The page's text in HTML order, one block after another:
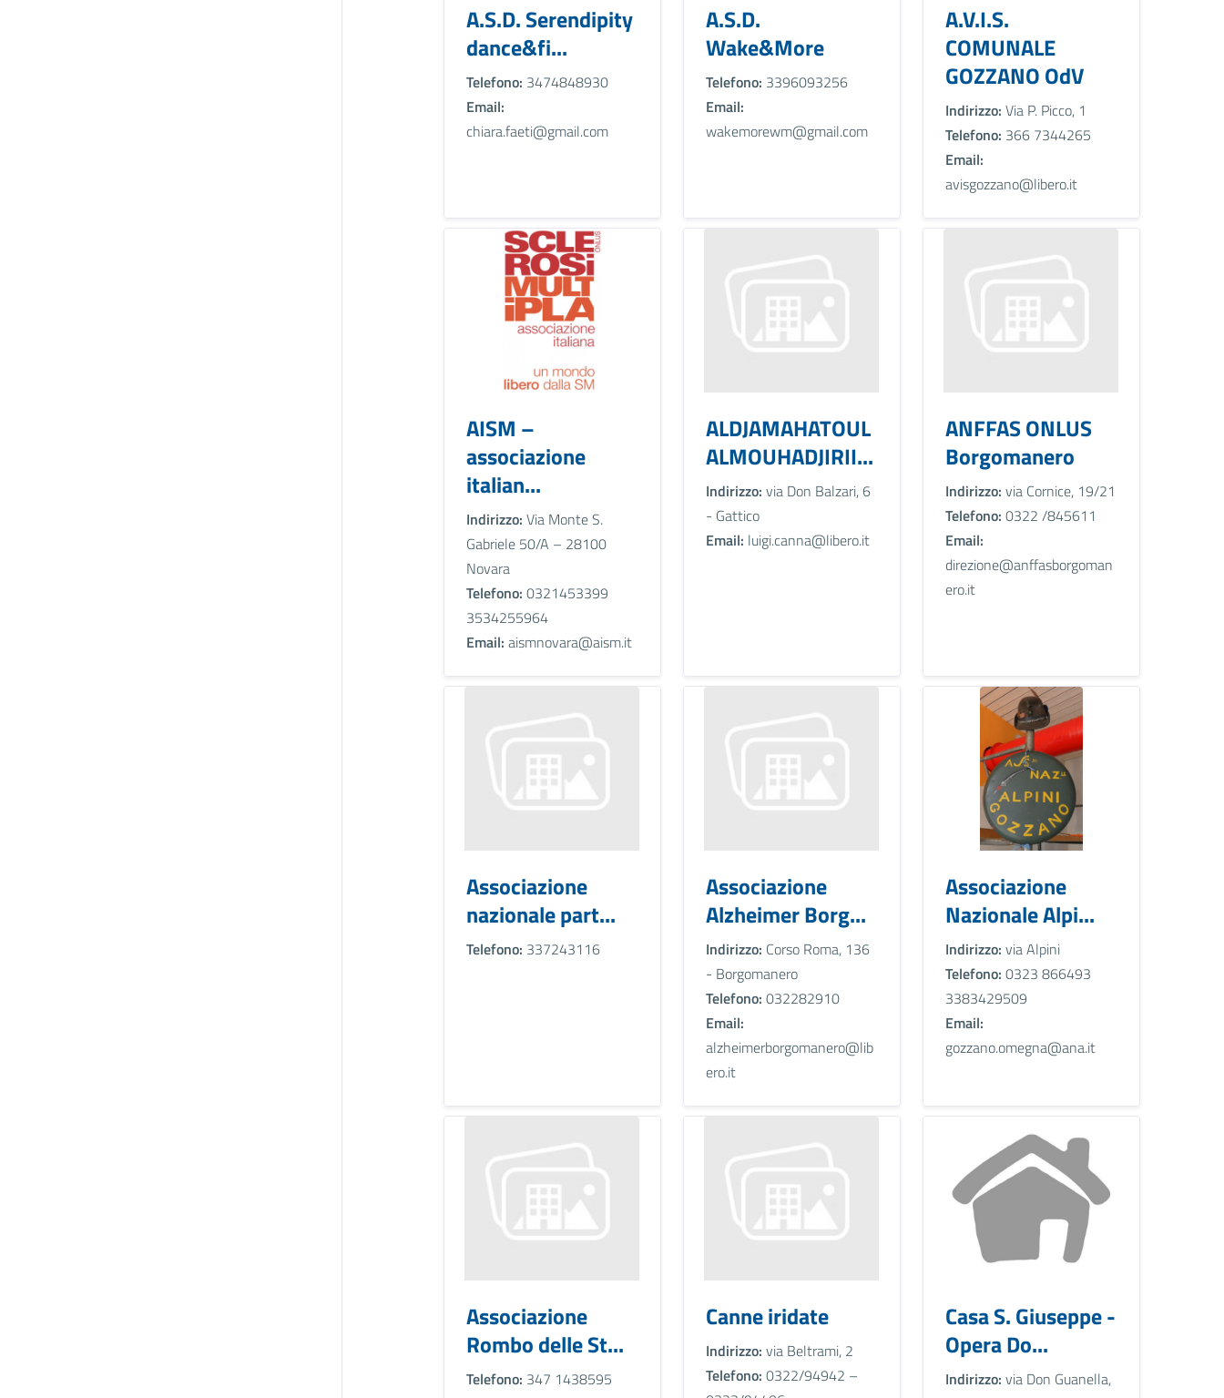
A.S.D. Serendipity
dance&fi...
Telefono: 3474848930
Email:
chiara.faeti@gmail.com
A.S.D.
Wake&More
Telefono: 3396093256
Email:
wakemorewm@gmail.com
A.V.I.S.
COMUNALE
GOZZANO OdV
Indirizzo: Via P. Picco, 1
Telefono: 366 7344265
Email:
avisgozzano@libero.it
AISM –
associazione
italian...
Indirizzo: Via Monte S.
Gabriele 50/A – 28100
Novara
Telefono: 0321453399
3534255964
Email: aismnovara@aism.it
ALDJAMAHATOUL
ALMOUHADJIRII...
Indirizzo: via Don Balzari, 6
- Gattico
Email: luigi.canna@libero.it
ANFFAS ONLUS
Borgomanero
Indirizzo: via Cornice, 19/21
Telefono: 0322 /845611
Email:
direzione@anffasborgoman
ero.it
Associazione
nazionale part...
Telefono: 337243116
Associazione
Alzheimer Borg...
Indirizzo: Corso Roma, 136
- Borgomanero
Telefono: 032282910
Email:
alzheimerborgomanero@lib
ero.it
Associazione
Nazionale Alpi...
Indirizzo: via Alpini
Telefono: 0323 866493
3383429509
Email:
gozzano.omegna@ana.it
Associazione
Rombo delle St...
Telefono: 347 1438595
Canne iridate
Indirizzo: via Beltrami, 2
Telefono: 0322/94942 –
Casa S. Giuseppe -
Opera Do...
Indirizzo: via Don Guanella,